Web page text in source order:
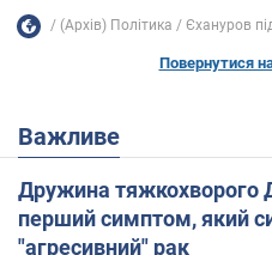
(Архів) Політика Єхануров
Повернутися
Важливе
Дружина тяжкохворого
перший симптом, який
"агресивний" рак